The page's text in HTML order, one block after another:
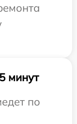
минут
по